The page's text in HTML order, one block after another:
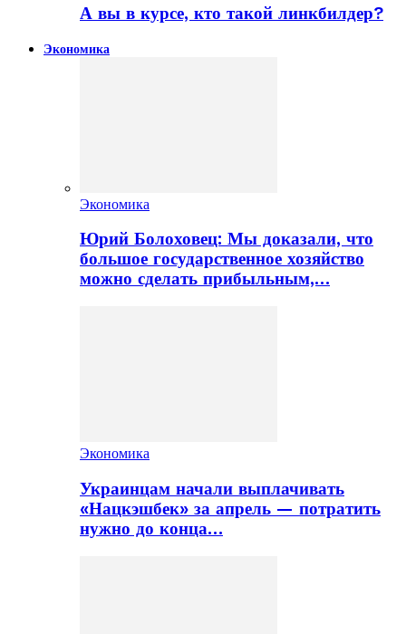
А вы в курсе, кто такой линкбилдер?
Экономика
Экономика
Юрий Болоховец: Мы доказали, что
большое государственное хозяйство
можно сделать прибыльным,…
Экономика
Украинцам начали выплачивать
«Нацкэшбек» за апрель — потратить
нужно до конца…